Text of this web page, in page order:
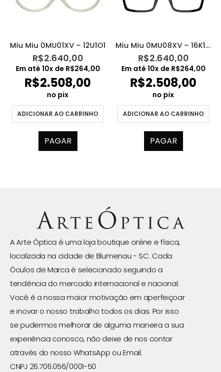
Miu Miu 0MU01XV – 12U1O1
R$2.640,00
Em até 10x de R$264,00
R$2.508,00
no pix
ADICIONAR AO CARRINHO
PAGAR
Miu Miu 0MU08XV – 16K1O1
R$2.640,00
Em até 10x de R$264,00
R$2.508,00
no pix
ADICIONAR AO CARRINHO
PAGAR
A Arte Óptica é uma loja boutique online e física,
localizada na cidade de Blumenau - SC. Cada
Óculos de Marca é selecionado seguindo a
tendência do mercado internacional e nacional.
Você é a nossa maior motivação em aperfeiçoar
e inovar o nosso trabalho todos os dias. Por isso
se pudermos melhorar de alguma maneira a sua
experiência conosco, não deixe de nos contar
através do nosso WhatsApp ou Email.
CNPJ 26.706.056/0001-50